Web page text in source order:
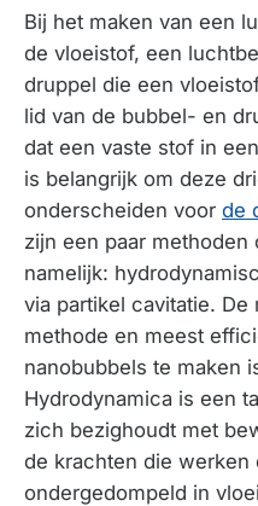
Bij het maken van een
de vloeistof, een
druppel die een
lid van de bubbel- en
dat een vaste stof in
is belangrijk om deze
onderscheiden voor de
zijn een paar methoden
namelijk:
via partikel cavitatie.
methode en meest
nanobubbels te maken
Hydrodynamica is een
zich bezighoudt met
de krachten die werken
ondergedompeld in